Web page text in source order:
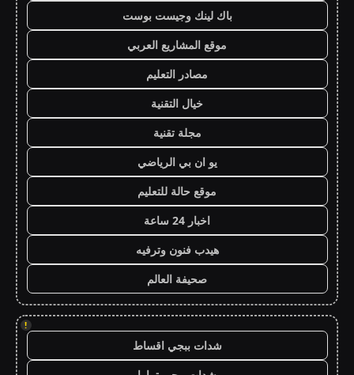
باك لينك وجيست بوست
موقع المشاريع العربي
مصادر التعليم
خيال التقنية
مجلة تقنية
يو ان بي الرياضي
موقع حالة للتعليم
اخبار 24 ساعة
هيدب فنون وترفيه
صحيفة العالم
!
شدات ببجي اقساط